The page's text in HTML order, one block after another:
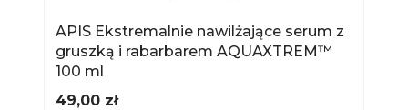
APIS Ekstremalnie nawilżające serum z
gruszką i rabarbarem AQUAXTREM™
100 ml
Cena
49,00 zł